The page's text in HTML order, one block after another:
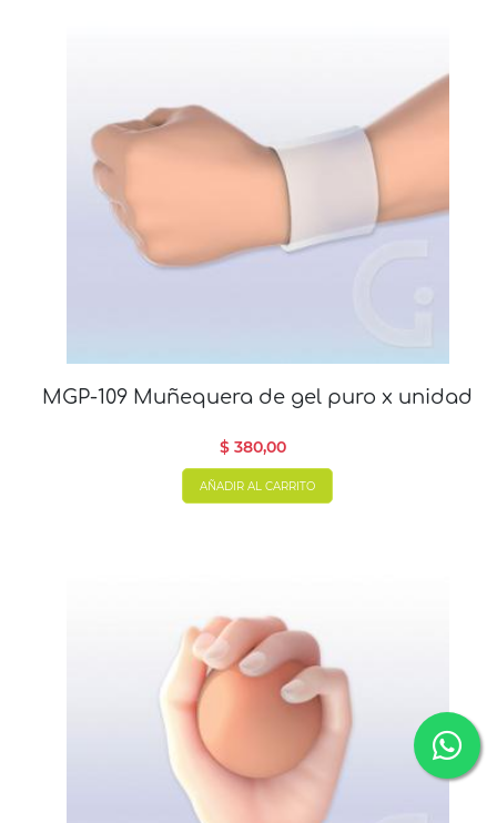
MGP-109 Muñequera de gel puro x unidad
$ 380,00
AÑADIR AL CARRITO